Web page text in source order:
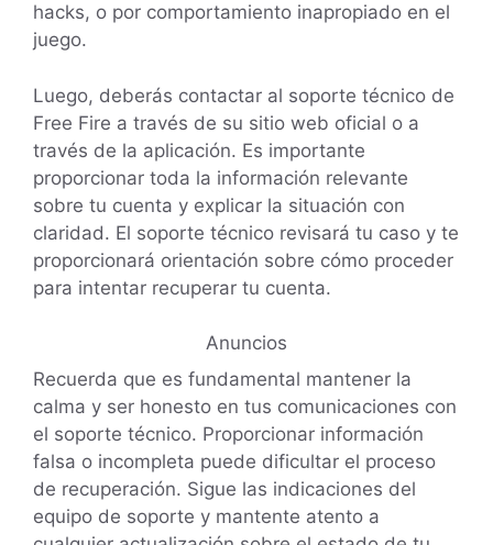
hacks, o por comportamiento inapropiado en el
juego.
Luego, deberás contactar al soporte técnico de
Free Fire a través de su sitio web oficial o a
través de la aplicación. Es importante
proporcionar toda la información relevante
sobre tu cuenta y explicar la situación con
claridad. El soporte técnico revisará tu caso y te
proporcionará orientación sobre cómo proceder
para intentar recuperar tu cuenta.
Anuncios
Recuerda que es fundamental mantener la
calma y ser honesto en tus comunicaciones con
el soporte técnico. Proporcionar información
falsa o incompleta puede dificultar el proceso
de recuperación. Sigue las indicaciones del
equipo de soporte y mantente atento a